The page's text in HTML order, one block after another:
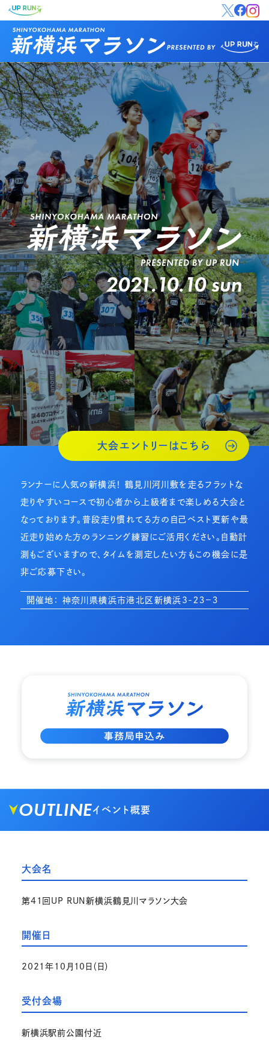
2021.10.10 sun
大会エントリーはこちら
ランナーに人気の新横浜！ 鶴見川河川敷を走るフラットな
走りやすいコースで初心者から上級者まで楽しめる大会と
なっております。普段走り慣れてる方の自己ベスト更新や最
近走り始めた方のランニング練習にご活用ください。自動計
測もございますので、タイムを測定したい方もこの機会に是
非ご応募下さい。
開催地： 神奈川県横浜市港北区新横浜3-２３−３
OUTLINEイベント概要
大会名
第41回UP RUN新横浜鶴見川マラソン大会
開催日
2021年10月10日（日）
受付会場
新横浜駅前公園付近